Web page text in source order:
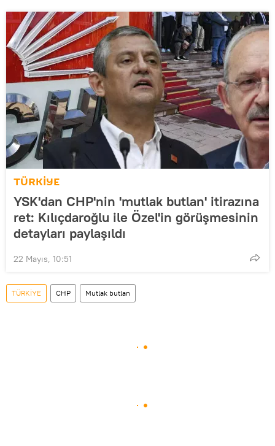
TÜRKİYE
YSK'dan CHP'nin 'mutlak butlan' itirazına
ret: Kılıçdaroğlu ile Özel'in görüşmesinin
detayları paylaşıldı
22 Mayıs, 10:51
TÜRKİYE CHP Mutlak butlan